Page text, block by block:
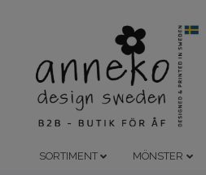
SORTIMENT MÖNSTER